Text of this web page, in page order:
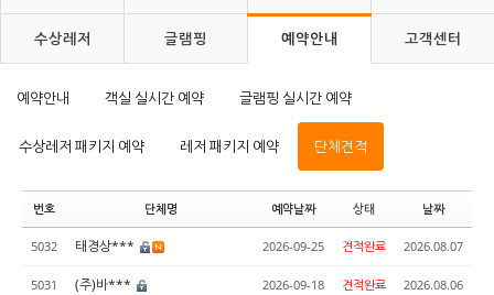
수상레저 글램핑 예약안내 고객센터
예약안내 객실 실시간 예약 글램핑 실시간 예약
수상레저 패키지 예약 레저 패키지 예약 단체견적
번호 단체명 예약날짜 상태 날짜
5032 태경상*** 2026-09-25 견적완료 2026.08.07
5031 (주)바*** 2026-09-18 견적완료 2026.08.06